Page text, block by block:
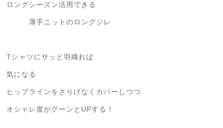
ロングシーズン活用できる
薄手ニットのロングジレ
Tシャツにサッと羽織れば
気になる
ヒップラインをさりげなくカバーしつつ
オシャレ度がグーンとUPする！